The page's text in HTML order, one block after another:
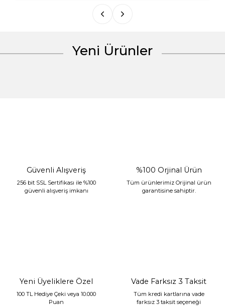
Yeni Ürünler
Güvenli Alışveriş
256 bit SSL Sertifikası ile %100
güvenli alışveriş imkanı
%100 Orjinal Ürün
Tüm ürünlerimiz Orijinal ürün
garantisine sahiptir.
Yeni Üyeliklere Özel
100 TL Hediye Çeki veya 10.000
Puan
Vade Farksız 3 Taksit
Tüm kredi kartlarına vade
farksız 3 taksit seçeneği